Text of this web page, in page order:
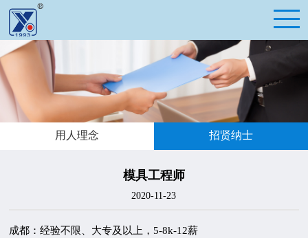
用人理念 招贤纳士
模具工程师
2020-11-23
成都：经验不限、大专及以上，5-8k-12薪